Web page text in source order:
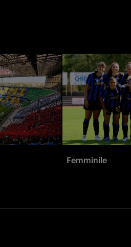
Femminile